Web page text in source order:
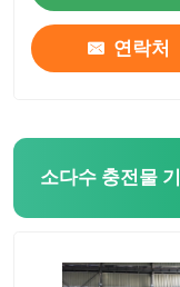
술 충전기
음료 충전물 기계
병 충전물 기계
연락처
소다수 충전물 기